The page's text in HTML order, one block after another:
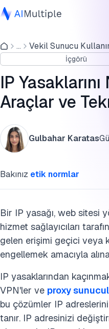
Ajanik Yapay Zeka
Siber güvenlik
Veri
Kurumsal Yazılım
Hizmetler
... Vekil Sunucu
İçgörü
IP Yasaklarını
Araçlar ve
Gulbahar Karatas
Bakınız etik normlar
Bir IP yasağı, web sitesi
hizmet sağlayıcıları
gelen erişimi geçici veya
engellemek amacıyla
IP yasaklarından
VPN'ler ve proxy
bu çözümler IP
tanır. IP adresinizi
Bir IP nasıl yasaklanır?
IP yasaklarını aşmak için